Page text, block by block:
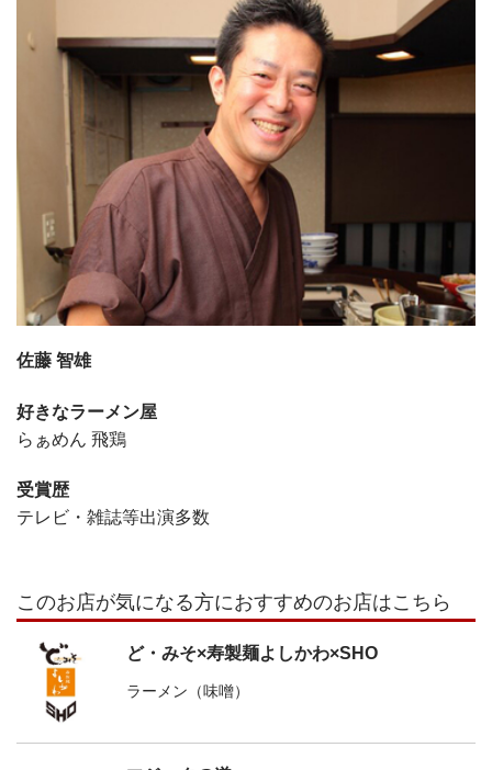
佐藤 智雄
好きなラーメン屋
らぁめん 飛鶏
受賞歴
テレビ・雑誌等出演多数
このお店が気になる方におすすめのお店はこちら
ど・みそ×寿製麺よしかわ×SHO
ラーメン（味噌）